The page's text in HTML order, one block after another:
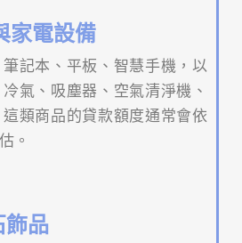
家電設備
記本、平板、智慧手機，以
氣、吸塵器、空氣清淨機、
類商品的貸款額度通常會依
。
飾品